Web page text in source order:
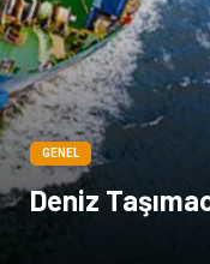
GENEL
Deniz